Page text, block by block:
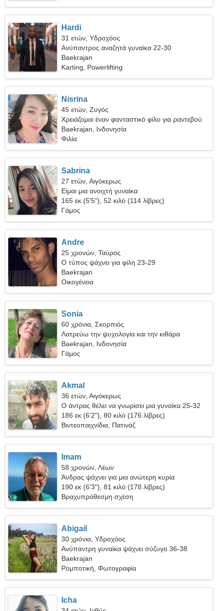
Hardi
31 ετών, Υδροχόος
Ανύπαντρος αναζητά γυναίκα 22-30
Baekrajan
Karting, Powerlifting
Nisrina
45 ετών, Ζυγός
Χρειάζομαι έναν φανταστικό φίλο για ραντεβού
Baekrajan, Ινδονησία
Φιλία
Sabrina
27 ετών, Αιγόκερως
Είμαι μια ανοιχτή γυναίκα
165 εκ (5'5"), 52 κιλό (114 λίβρες)
Γάμος
Andre
25 χρονών, Ταύρος
Ο τύπος ψάχνει για φίλη 23-29
Baekrajan
Οικογένεια
Sonia
60 χρόνια, Σκορπιός
Λατρεύω την ψυχολογία και την κιθάρα
Baekrajan, Ινδονησία
Γάμος
Akmal
36 ετών, Αιγόκερως
Ο άντρας θέλει να γνωρίσει μια γυναίκα 25-32
186 εκ (6'2"), 80 κιλό (176 λίβρες)
Βιντεοπαιχνίδια, Πατινάζ
Imam
58 χρονών, Λέων
Άνδρας ψάχνει για μια ανώτερη κυρία
190 εκ (6'3"), 81 κιλό (178 λίβρες)
Βραχυπρόθεσμη σχέση
Abigail
30 χρόνια, Υδροχόος
Ανύπαντρη γυναίκα ψάχνει σύζυγο 36-38
Baekrajan
Ρομποτική, Φωτογραφία
Icha